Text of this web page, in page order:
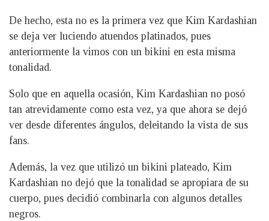
De hecho, esta no es la primera vez que Kim Kardashian
se deja ver luciendo atuendos platinados, pues
anteriormente la vimos con un bikini en esta misma
tonalidad.
Solo que en aquella ocasión, Kim Kardashian no posó
tan atrevidamente como esta vez, ya que ahora se dejó
ver desde diferentes ángulos, deleitando la vista de sus
fans.
Además, la vez que utilizó un bikini plateado, Kim
Kardashian no dejó que la tonalidad se apropiara de su
cuerpo, pues decidió combinarla con algunos detalles
negros.